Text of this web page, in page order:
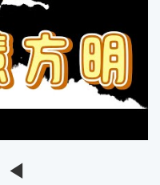
◀